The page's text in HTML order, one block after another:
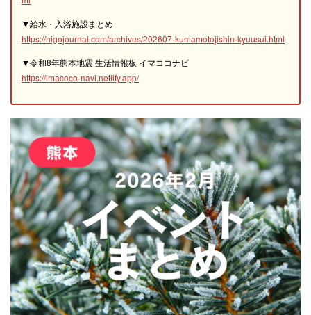
▼給水・入浴施設まとめ
https://higojournal.com/archives/202607-kumamotojishin-kyuusui.html
▼令和8年熊本地震 生活情報板 イマココナビ
https://imacoco-navi.netlify.app/